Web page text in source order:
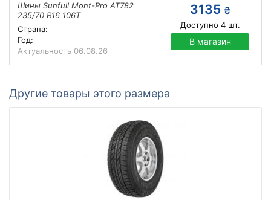
Шины Sunfull Mont-Pro AT782
235/70 R16 106T
Страна:
Год:
Актуальность 06.08.26
3135 ₴
Доступно 4шт.
В магазин
Другие товары этого размера